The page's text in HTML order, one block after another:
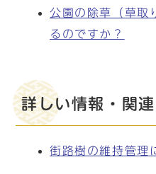
公園の除草（草取
るのですか？
詳しい情報・関
街路樹の維持管理